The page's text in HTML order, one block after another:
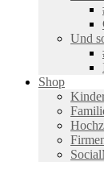
Und
Shop